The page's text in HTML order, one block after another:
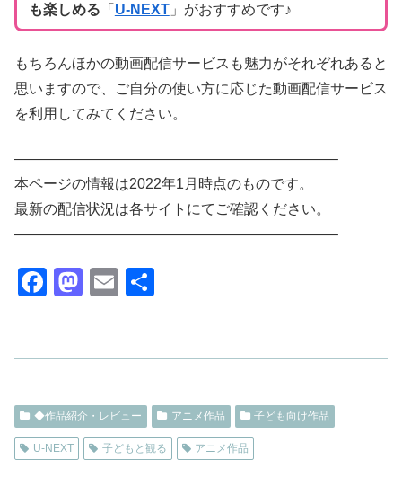
も楽しめる 「 U-NEXT」がおすすめです♪
もちろんほかの動画配信サービスも魅力がそれぞれあると
思いますので、ご自分の使い方に応じた動画配信サービス
を利用してみてください。
——————————————————————–
本ページの情報は2022年1月時点のものです。
最新の配信状況は各サイトにてご確認ください。
——————————————————————–
F
e
b
o
o
M
o
d
o
n
E
◆作品紹介・レビュー アニメ作品 子ども向け作品
U-NEXT 子どもと観る アニメ作品